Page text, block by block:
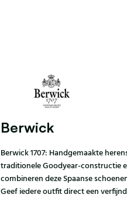
Berwick
Berwick 1707: Handgemaakte
traditionele Goodyear-constructie
combineren deze Spaanse
Geef iedere outfit direct een